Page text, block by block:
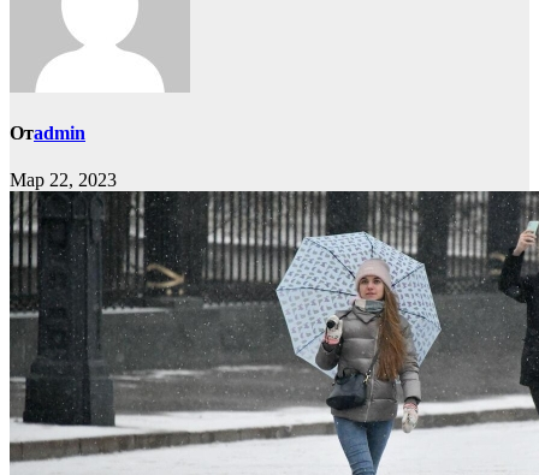
Отadmin
Мар 22, 2023